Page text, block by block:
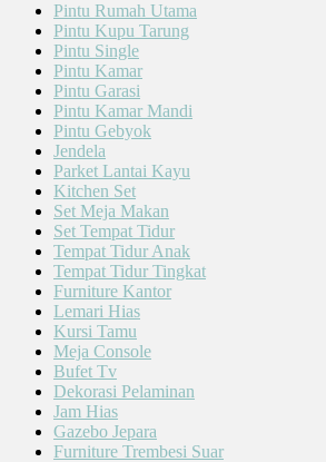
Pintu Rumah Utama
Pintu Kupu Tarung
Pintu Single
Pintu Kamar
Pintu Garasi
Pintu Kamar Mandi
Pintu Gebyok
Jendela
Parket Lantai Kayu
Kitchen Set
Set Meja Makan
Set Tempat Tidur
Tempat Tidur Anak
Tempat Tidur Tingkat
Furniture Kantor
Lemari Hias
Kursi Tamu
Meja Console
Bufet Tv
Dekorasi Pelaminan
Jam Hias
Gazebo Jepara
Furniture Trembesi Suar